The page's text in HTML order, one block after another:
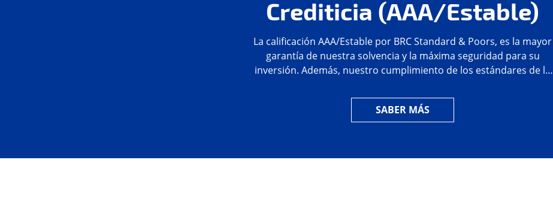
Crediticia (AAA/Estable)
La calificación AAA/Estable por BRC Standard & Poors, es la mayor
garantía de nuestra solvencia y la máxima seguridad para su
inversión. Además, nuestro cumplimiento de los estándares de la
SABER MÁS